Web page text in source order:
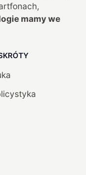
mamy we